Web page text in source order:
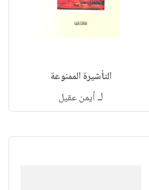
التأشيرة الممنوعة
لـأيمن عقيل